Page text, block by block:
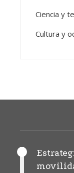
Ciencia y
Cultura y